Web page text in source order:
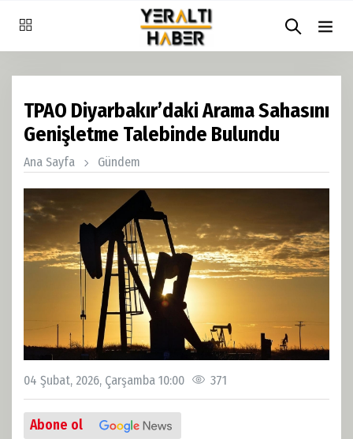
TPAO Diyarbakır’daki Arama Sahasını
Genişletme Talebinde Bulundu
Ana Sayfa Gündem
04 Şubat, 2026, Çarşamba 10:00 371
Abone ol